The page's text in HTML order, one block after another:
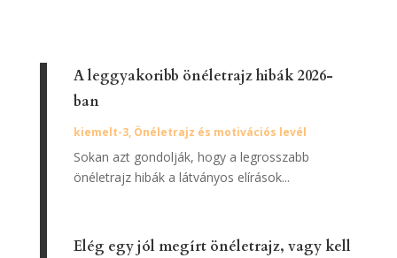
A leggyakoribb önéletrajz hibák 2026-
ban
kiemelt-3, Önéletrajz és motivációs levél
Sokan azt gondolják, hogy a legrosszabb
önéletrajz hibák a látványos elírások...
Elég egy jól megírt önéletrajz, vagy kell